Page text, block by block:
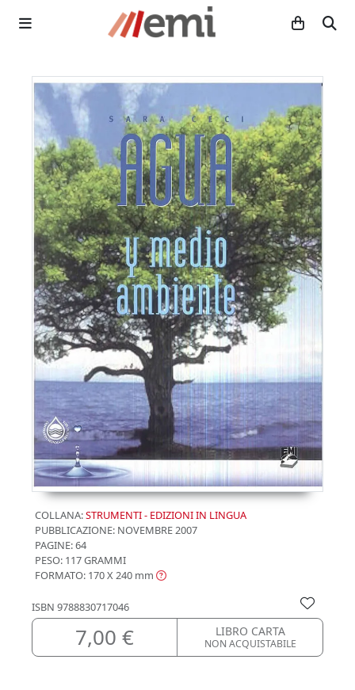
COLLANA:STRUMENTI - EDIZIONI IN LINGUA
PUBBLICAZIONE: NOVEMBRE 2007
PAGINE: 64
PESO: 117 GRAMMI
FORMATO: 170 X 240 mm
ISBN 9788830717046
7,00 € LIBRO CARTA
NON ACQUISTABILE